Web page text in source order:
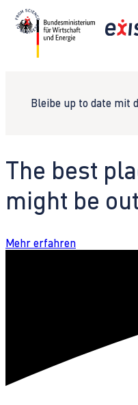
Bleibe up to date mit
The best
might be
Mehr erfahren